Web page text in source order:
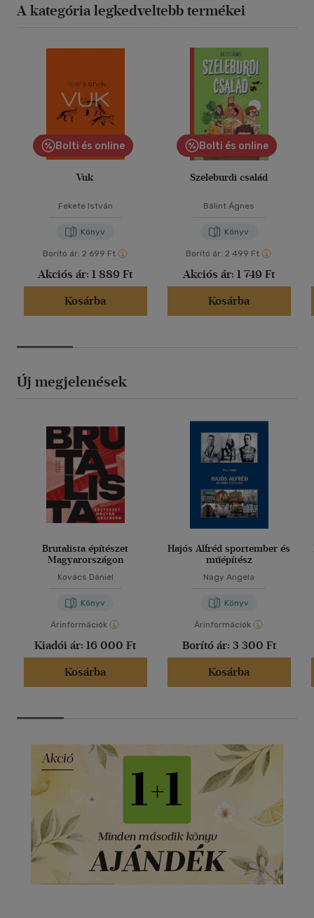
A kategória legkedveltebb termékei
Bolti és online
Vuk
Fekete István
Könyv
Borító ár: 2 699 Ft
Akciós ár: 1 889 Ft
Kosárba
Bolti és online
Szeleburdi család
Bálint Ágnes
Könyv
Borító ár: 2 499 Ft
Akciós ár: 1 749 Ft
Kosárba
Új megjelenések
Brutalista építészet
Magyarországon
Kovács Dániel
Könyv
Árinformációk
Kiadói ár: 16 000 Ft
Kosárba
Hajós Alfréd sportember és
műépítész
Nagy Angela
Könyv
Árinformációk
Borító ár: 3 300 Ft
Kosárba